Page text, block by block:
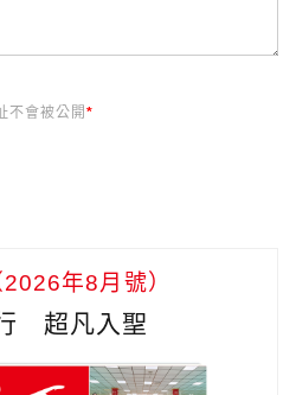
不會被公開*
年8月號）
超凡入聖